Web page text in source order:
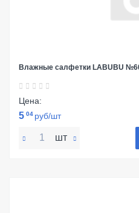
Влажные салфетки LABUBU
Цена:
5 04 руб/шт
шт